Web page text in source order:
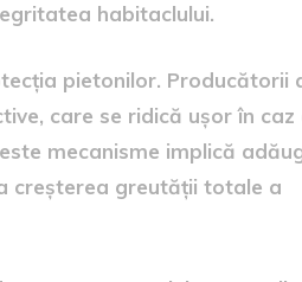
habitaclului.
pietonilor. Producătorii
care se ridică ușor în caz
mecanisme implică
creșterea greutății totale a